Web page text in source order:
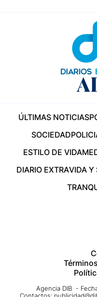
ÚLTIMAS NOTICIAS
SOCIEDAD
ESTILO DE VIDA
DIARIO EXTRAVIDA Y
Agencia DIB -